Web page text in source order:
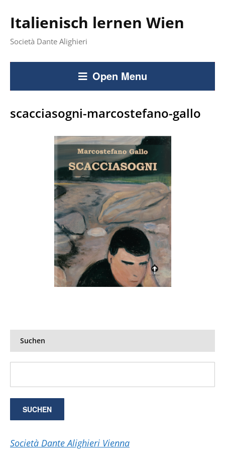
Italienisch lernen Wien
Società Dante Alighieri
Open Menu
scacciasogni-marcostefano-gallo
Suchen
Società Dante Alighieri Vienna